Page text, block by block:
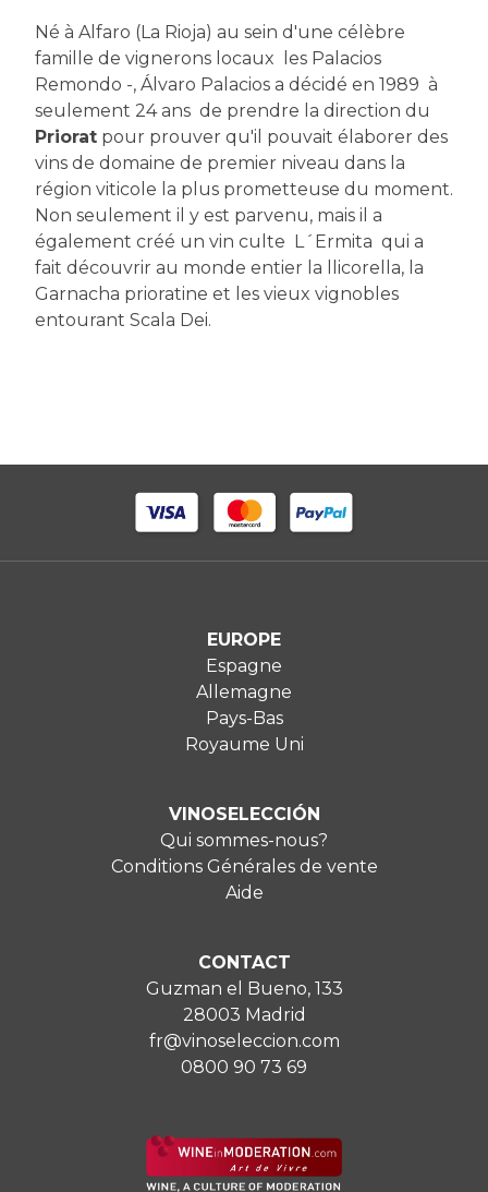
Né à Alfaro (La Rioja) au sein d'une célèbre
famille de vignerons locaux  les Palacios
Remondo -, Álvaro Palacios a décidé en 1989  à
seulement 24 ans  de prendre la direction du
Priorat pour prouver qu'il pouvait élaborer des
vins de domaine de premier niveau dans la
région viticole la plus prometteuse du moment.
Non seulement il y est parvenu, mais il a
également créé un vin culte  L´Ermita  qui a
fait découvrir au monde entier la llicorella, la
Garnacha prioratine et les vieux vignobles
entourant Scala Dei.
EUROPE
Espagne
Allemagne
Pays-Bas
Royaume Uni
VINOSELECCIÓN
Qui sommes-nous?
Conditions Générales de vente
Aide
CONTACT
Guzman el Bueno, 133
28003 Madrid
fr@vinoseleccion.com
0800 90 73 69